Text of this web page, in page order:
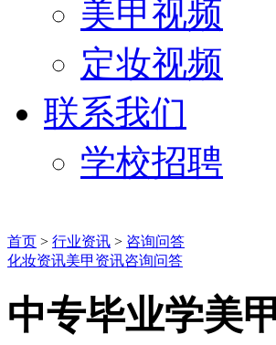
美甲视频
定妆视频
联系我们
学校招聘
首页 > 行业资讯 > 咨询问答
化妆资讯美甲资讯咨询问答
中专毕业学美